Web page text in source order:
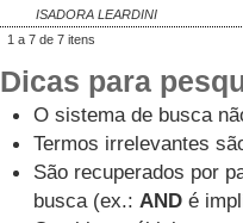
ISADORA LEARDINI
1 a 7 de 7 itens
Dicas para
O sistema de busca
Termos irrelevantes
São recuperados por
busca (ex.: AND é